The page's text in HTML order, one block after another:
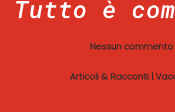
Tutto è
Nessun commento
Articoli & Racconti|